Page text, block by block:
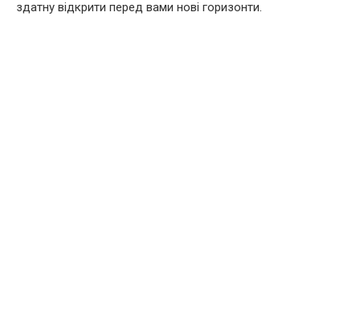
здатну відкрити перед вами нові горизонти.